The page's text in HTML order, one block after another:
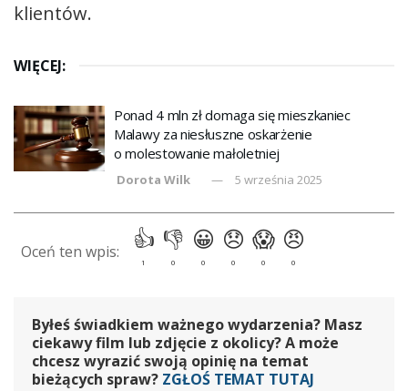
klientów.
WIĘCEJ:
Ponad 4 mln zł domaga się mieszkaniec
Malawy za niesłuszne oskarżenie
o molestowanie małoletniej
Dorota Wilk 5 września 2025
Byłeś świadkiem ważnego wydarzenia? Masz
ciekawy film lub zdjęcie z okolicy? A może
chcesz wyrazić swoją opinię na temat
bieżących spraw? ZGŁOŚ TEMAT TUTAJ